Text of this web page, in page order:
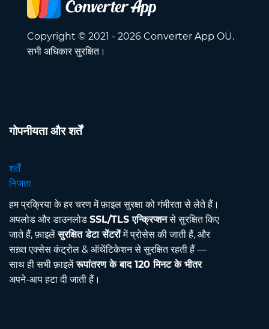
Copyright © 2021 - 2026 Converter App OÜ.
सभी अधिकार सुरक्षित।
गोपनीयता और शर्तें
शर्तें
निजता
हम प्रक्रिया के हर चरण में फ़ाइल सुरक्षा को गंभीरता से लेते हैं।
अपलोड और डाउनलोड SSL/TLS एन्क्रिप्शनसे सुरक्षित किए
जाते हैं, फ़ाइलेंसुरक्षित डेटा सेंटरोंमें प्रोसेस की जाती हैं, और
सख़्त एक्सेस कंट्रोल & ऑथेंटिकेशन से सुरक्षित रहती हैं —
साथ ही सभी फ़ाइलेंरूपांतरण के बाद 120 मिनट के भीतर
अपने-आप हटा दी जाती हैं।